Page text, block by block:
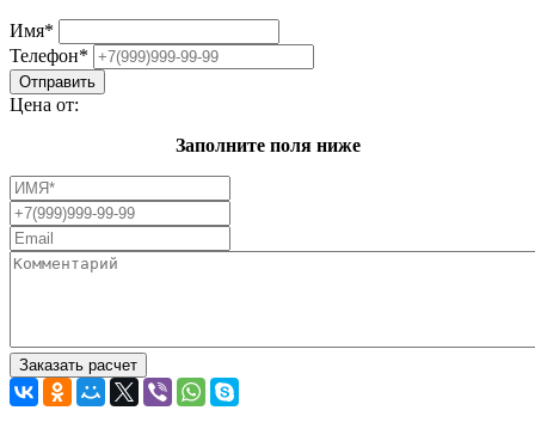
Имя*
Телефон*
Цена от:
Заполните поля ниже